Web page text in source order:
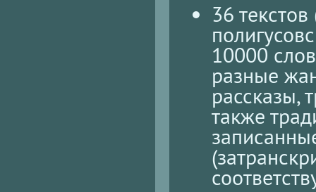
36
10000
разные
рассказы,
также